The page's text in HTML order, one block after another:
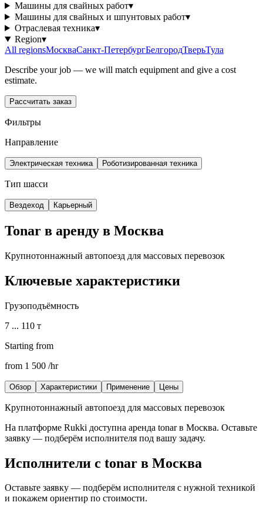
Машины для свайных работ▾
Машины для свайных и шпунтовых работ▾
Отраслевая техника▾
Region▾
All regionsМоскваСанкт-ПетербургБелгородТверьТула
Describe your job — we will match equipment and give a cost
estimate.
Рассчитать заказ
Фильтры
Направление
Электрическая техника Роботизированная техника
Тип шасси
Вездеход Карьерный
Tonar в аренду в Москва
Крупнотоннажный автопоезд для массовых перевозок
Ключевые характеристики
Грузоподъёмность
7 ... 110 т
Starting from
from 1 500 /hr
Обзор Характеристики Применение Цены
Крупнотоннажный автопоезд для массовых перевозок
На платформе Rukki доступна аренда tonarв Москва. Оставьте
заявку — подберём исполнителя под вашу задачу.
Исполнители с tonar в Москва
Оставьте заявку — подберём исполнителя с нужной техникой
и покажем ориентир по стоимости.